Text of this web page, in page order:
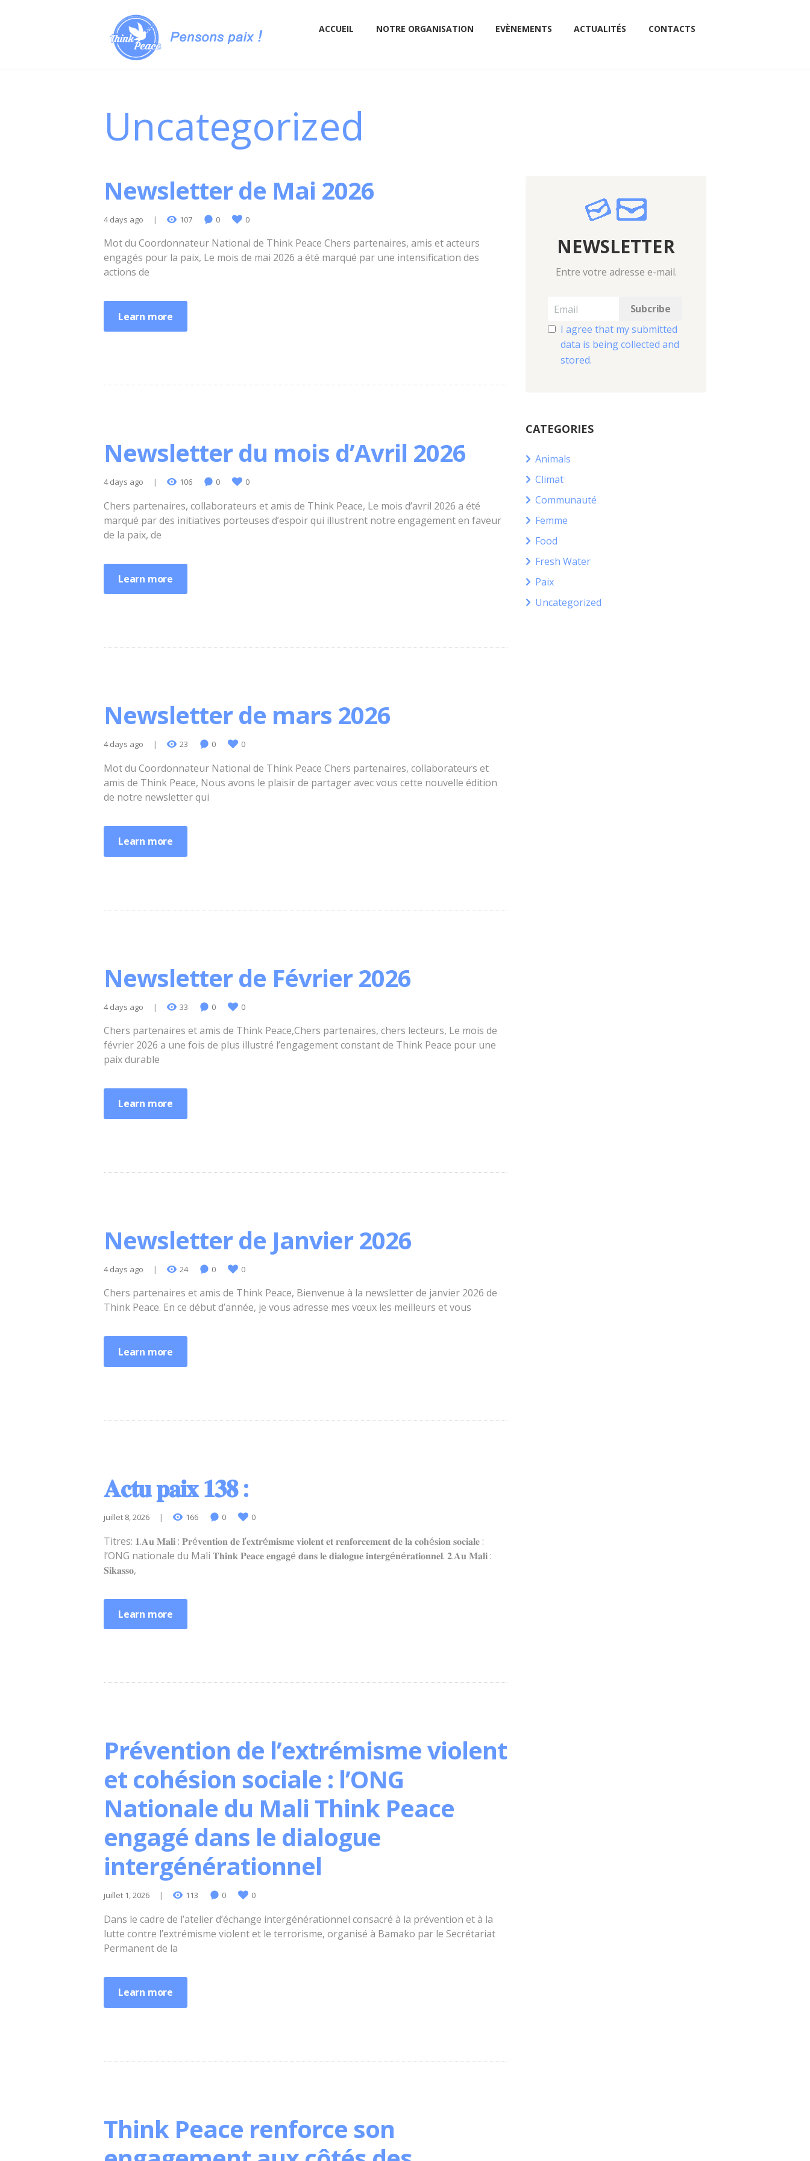
ACCUEIL NOTRE ORGANISATION EVÈNEMENTS ACTUALITÉS CONTACTS
Uncategorized
Newsletter de Mai 2026
4 days ago 107 0 0
Mot du Coordonnateur National de Think Peace Chers partenaires, amis et acteurs
engagés pour la paix, Le mois de mai 2026 a été marqué par une intensification des
actions de
Learn more
Newsletter du mois d’Avril 2026
4 days ago 106 0 0
Chers partenaires, collaborateurs et amis de Think Peace, Le mois d’avril 2026 a été
marqué par des initiatives porteuses d’espoir qui illustrent notre engagement en faveur
de la paix, de
Learn more
Newsletter de mars 2026
4 days ago 23 0 0
Mot du Coordonnateur National de Think Peace Chers partenaires, collaborateurs et
amis de Think Peace, Nous avons le plaisir de partager avec vous cette nouvelle édition
de notre newsletter qui
Learn more
Newsletter de Février 2026
4 days ago 33 0 0
Chers partenaires et amis de Think Peace,Chers partenaires, chers lecteurs, Le mois de
février 2026 a une fois de plus illustré l’engagement constant de Think Peace pour une
paix durable
Learn more
Newsletter de Janvier 2026
4 days ago 24 0 0
Chers partenaires et amis de Think Peace, Bienvenue à la newsletter de janvier 2026 de
Think Peace. En ce début d’année, je vous adresse mes vœux les meilleurs et vous
Learn more
𝐀𝐜𝐭𝐮 𝐩𝐚𝐢𝐱 𝟏𝟑𝟖 :
juillet 8, 2026 166 0 0
Titres: 𝟏.𝐀𝐮 𝐌𝐚𝐥𝐢 : 𝐏𝐫é𝐯𝐞𝐧𝐭𝐢𝐨𝐧 𝐝𝐞 𝐥’𝐞𝐱𝐭𝐫é𝐦𝐢𝐬𝐦𝐞 𝐯𝐢𝐨𝐥𝐞𝐧𝐭 𝐞𝐭 𝐫𝐞𝐧𝐟𝐨𝐫𝐜𝐞𝐦𝐞𝐧𝐭 𝐝𝐞 𝐥𝐚 𝐜𝐨𝐡é𝐬𝐢𝐨𝐧 𝐬𝐨𝐜𝐢𝐚𝐥𝐞 :
l’ONG nationale du Mali 𝐓𝐡𝐢𝐧𝐤 𝐏𝐞𝐚𝐜𝐞 𝐞𝐧𝐠𝐚𝐠é 𝐝𝐚𝐧𝐬 𝐥𝐞 𝐝𝐢𝐚𝐥𝐨𝐠𝐮𝐞 𝐢𝐧𝐭𝐞𝐫𝐠é𝐧é𝐫𝐚𝐭𝐢𝐨𝐧𝐧𝐞𝐥. 𝟐.𝐀𝐮 𝐌𝐚𝐥𝐢 :
𝐒𝐢𝐤𝐚𝐬𝐬𝐨,
Learn more
Prévention de l’extrémisme violent
et cohésion sociale : l’ONG
Nationale du Mali Think Peace
engagé dans le dialogue
intergénérationnel
juillet 1, 2026 113 0 0
Dans le cadre de l’atelier d’échange intergénérationnel consacré à la prévention et à la
lutte contre l’extrémisme violent et le terrorisme, organisé à Bamako par le Secrétariat
Permanent de la
Learn more
Think Peace renforce son
NEWSLETTER
Entre votre adresse e-mail.
I agree that my submitted
data is being collected and
stored.
CATEGORIES
Animals
Climat
Communauté
Femme
Food
Fresh Water
Paix
Uncategorized